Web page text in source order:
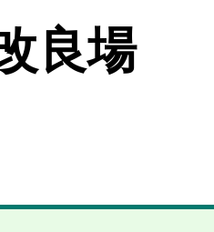
良場